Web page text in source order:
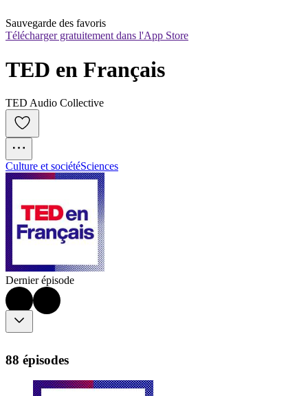
Sauvegarde des favoris
Télécharger gratuitement dans l'App Store
TED en Français
TED Audio Collective
Culture et sociétéSciences
Dernier épisode
88 épisodes